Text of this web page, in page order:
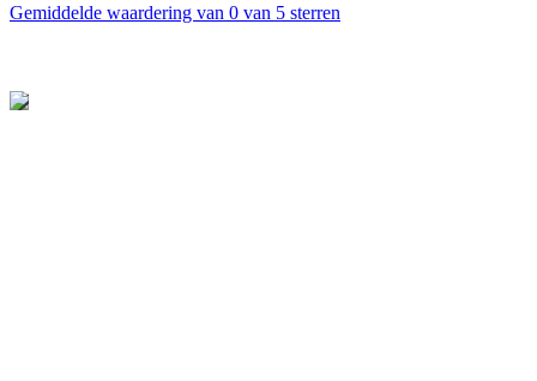
Gemiddelde waardering van 0 van 5 sterren